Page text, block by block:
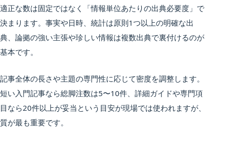
適正な数は固定ではなく「情報単位あたりの出典必要度」で
決まります。事実や日時、統計は原則1つ以上の明確な出
典、論拠の強い主張や珍しい情報は複数出典で裏付けるのが
基本です。
記事全体の長さや主題の専門性に応じて密度を調整します。
短い入門記事なら総脚注数は5〜10件、詳細ガイドや専門項
目なら20件以上が妥当という目安が現場では使われますが、
質が最も重要です。